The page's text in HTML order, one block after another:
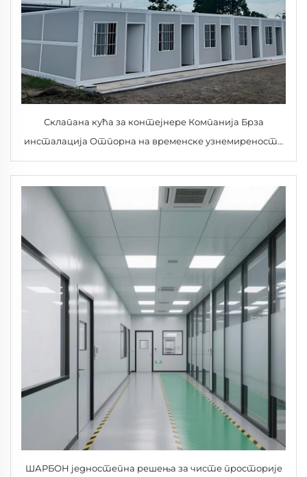
Склапана кућа за контејнере Компанија Брза
инсталација Отпорна на временске узнемирености
за канцеларијску зграду Станиште Становање на
радионици
ШАРБОН једностепна решења за чисте просторије